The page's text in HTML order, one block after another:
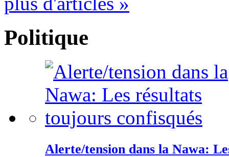
Politique
Alerte/tension dans la Nawa: